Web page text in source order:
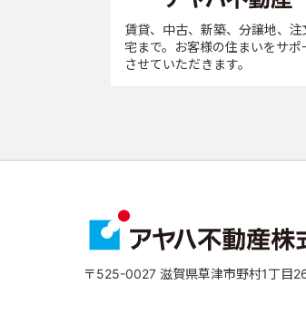
賃貸、中古、新築、分譲地、注
宅まで。お客様の住まいをサポ
させていただきます。
〒525-0027 滋賀県草津市野村1丁目